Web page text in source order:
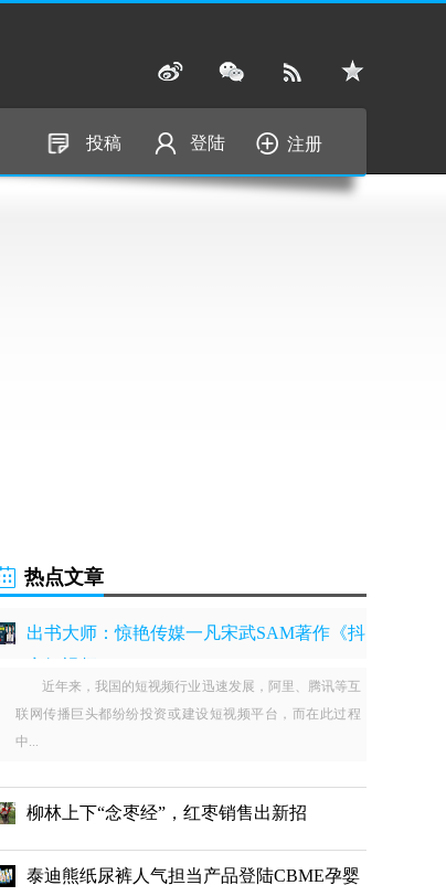
投稿 登陆 注册
热点文章
出书大师：惊艳传媒一凡宋武SAM著作《抖
近年来，我国的短视频行业迅速发展，阿里、腾讯等互
联网传播巨头都纷纷投资或建设短视频平台，而在此过程
中...
柳林上下“念枣经”，红枣销售出新招
泰迪熊纸尿裤人气担当产品登陆CBME孕婴